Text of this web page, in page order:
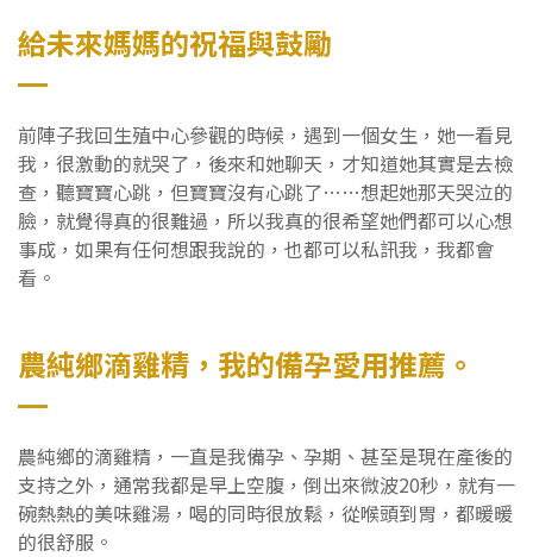
給未來媽媽的祝福與鼓勵
前陣子我回生殖中心參觀的時候，遇到一個女生，她一看見
我，很激動的就哭了，後來和她聊天，才知道她其實是去檢
查，聽寶寶心跳，但寶寶沒有心跳了……想起她那天哭泣的
臉，就覺得真的很難過，所以我真的很希望她們都可以心想
事成，如果有任何想跟我說的，也都可以私訊我，我都會
看。
農純鄉滴雞精，我的備孕愛用推薦。
農純鄉的滴雞精，一直是我備孕、孕期、甚至是現在產後的
支持之外，通常我都是早上空腹，倒出來微波20秒，就有一
碗熱熱的美味雞湯，喝的同時很放鬆，從喉頭到胃，都暖暖
的很舒服。